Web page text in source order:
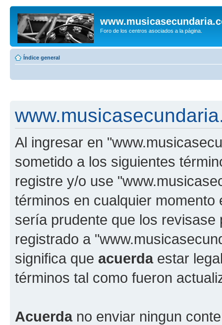
Foro de los centros asociados a la página.
Índice general
Al ingresar en
sometido a los siguientes
registre y/o use
términos en cualquier
sería prudente que los
registrado a
significa que acuerdaestar
términos tal como fueron
Acuerdano enviar ningun